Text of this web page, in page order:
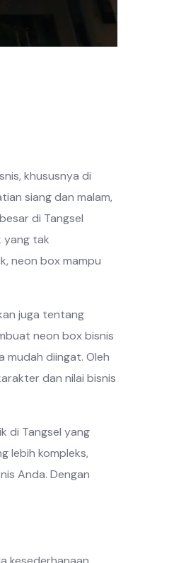
khususnya di
siang dan malam,
di Tangsel
yang tak
neon box mampu
juga tentang
neon box bisnis
mudah diingat. Oleh
dan nilai bisnis
di Tangsel yang
lebih kompleks,
Anda. Dengan